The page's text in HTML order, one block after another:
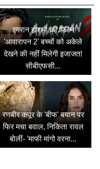
इमरान हाशमी की फिल्म
'आवारापन 2' बच्चों को अकेले
देखने की नहीं मिलेगी इजाजत!
सीबीएफसी...
रणबीर कपूर के 'बीफ' बयान पर
फिर मचा बवाल, निकिता रावल
बोलीं- 'माफी मांगो वरना...